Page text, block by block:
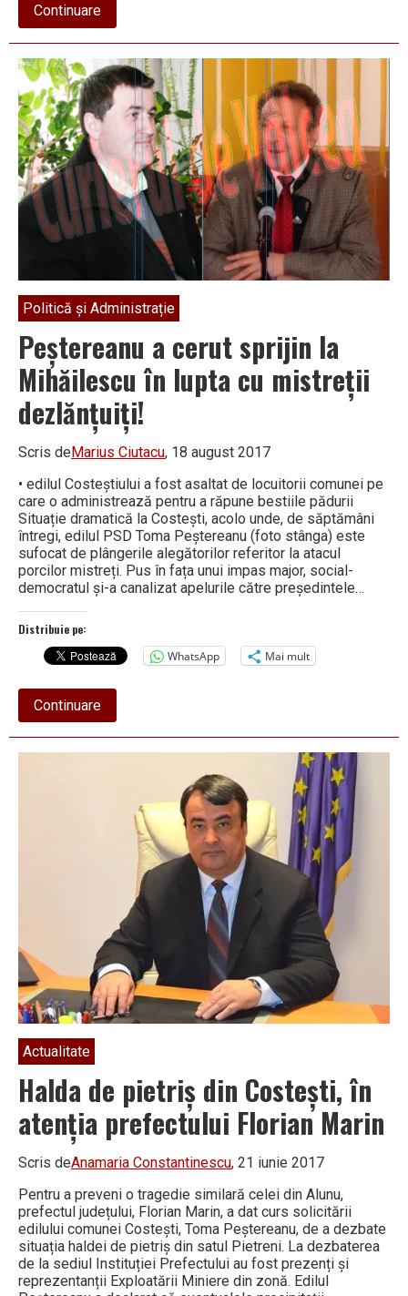
Continuareabout
Minerul
Costești,
pericol?!
Peștereanu
s-
a
supărat
pe
fotbaliștii
săi:
„Nu
vreau
să
Politică și Administrație
Peștereanu a cerut sprijin la
Mihăilescu în lupta cu mistreții
dezlănțuiți!
Scris de Marius Ciutacu, 18 august 2017
• edilul Costeștiului a fost asaltat de locuitorii comunei pe
care o administrează pentru a răpune bestiile pădurii
Situație dramatică la Costești, acolo unde, de săptămâni
întregi, edilul PSD Toma Peștereanu (foto stânga) este
sufocat de plângerile alegătorilor referitor la atacul
porcilor mistreți. Pus în fața unui impas major, social-
democratul și-a canalizat apelurile către președintele…
Distribuie pe:
WhatsApp
Mai mult
Continuareabout
Peștereanu
a
mistreții
dezlănțuiți!
Actualitate
Halda de pietriș din Costești, în
atenția prefectului Florian Marin
Scris deAnamaria Constantinescu, 21 iunie 2017
Pentru a preveni o tragedie similară celei din Alunu,
prefectul județului, Florian Marin, a dat curs solicitării
edilului comunei Costești, Toma Peștereanu, de a dezbate
situația haldei de pietriș din satul Pietreni. La dezbaterea
de la sediul Instituției Prefectului au fost prezenți și
reprezentanții Exploatării Miniere din zonă. Edilul